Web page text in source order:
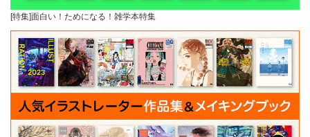
[特集]面白い！ためになる！雑学本特集